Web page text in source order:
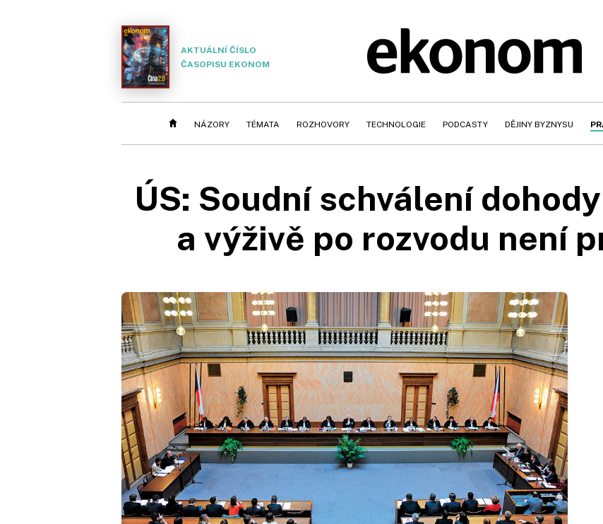
AKTUÁLNÍ ČÍSLO
ČASOPISU EKONOM
NÁZORY TÉMATA ROZHOVORY TECHNOLOGIE PODCASTY DĚJINY BYZNYSU
ÚS: Soudní schválení
a výživě po rozvodu není